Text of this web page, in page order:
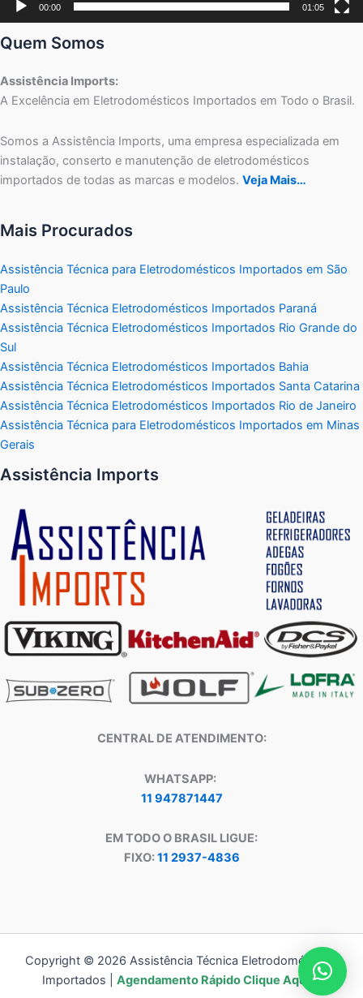
00:00 01:05
Quem Somos
Assistência Imports:
A Excelência em Eletrodomésticos Importados em Todo o Brasil.
Somos a Assistência Imports, uma empresa especializada em
instalação, conserto e manutenção de eletrodomésticos
importados de todas as marcas e modelos. Veja Mais…
Mais Procurados
Assistência Técnica para Eletrodomésticos Importados em São
Paulo
Assistência Técnica Eletrodomésticos Importados Paraná
Assistência Técnica Eletrodomésticos Importados Rio Grande do
Sul
Assistência Técnica Eletrodomésticos Importados Bahia
Assistência Técnica Eletrodomésticos Importados Santa Catarina
Assistência Técnica Eletrodomésticos Importados Rio de Janeiro
Assistência Técnica para Eletrodomésticos Importados em Minas
Gerais
Assistência Imports
CENTRAL DE ATENDIMENTO:
WHATSAPP:
11 947871447
EM TODO O BRASIL LIGUE:
FIXO:11 2937-4836
Copyright © 2026 Assistência Técnica Eletrodomésticos
Importados | Agendamento Rápido Clique Aqui!!!